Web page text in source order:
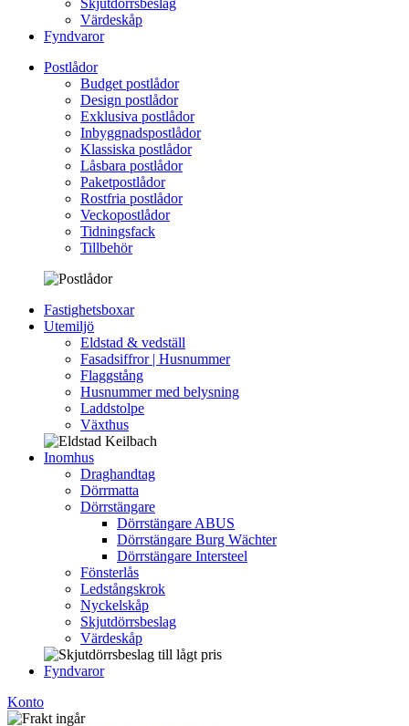
Skjutdörrsbeslag
Värdeskåp
Fyndvaror
Postlådor
Budget postlådor
Design postlådor
Exklusiva postlådor
Inbyggnadspostlådor
Klassiska postlådor
Låsbara postlådor
Paketpostlådor
Rostfria postlådor
Veckopostlådor
Tidningsfack
Tillbehör
Fastighetsboxar
Utemiljö
Eldstad & vedställ
Fasadsiffror | Husnummer
Flaggstång
Husnummer med belysning
Laddstolpe
Växthus
Inomhus
Draghandtag
Dörrmatta
Dörrstängare
Dörrstängare ABUS
Dörrstängare Burg Wächter
Dörrstängare Intersteel
Fönsterlås
Ledstångskrok
Nyckelskåp
Skjutdörrsbeslag
Värdeskåp
Fyndvaror
Konto